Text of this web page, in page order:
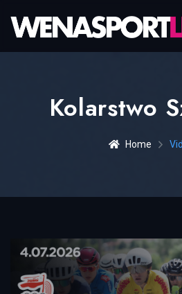
Kolarstwo
Home